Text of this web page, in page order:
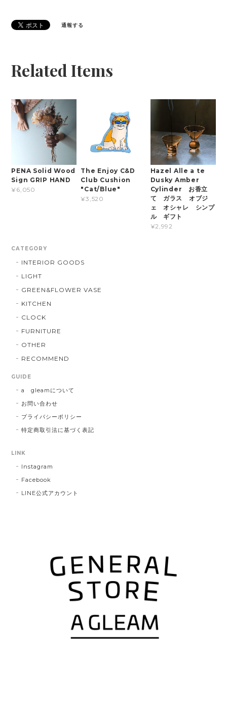
通報する
Related Items
PENA Solid Wood
Sign GRIP HAND
¥6,050
The Enjoy C&D
Club Cushion
"Cat/Blue"
¥3,520
Hazel Alle a te
Dusky Amber
Cylinder お香立
て ガラス オブジ
ェ オシャレ シンプ
ル ギフト
¥2,992
CATEGORY
INTERIOR GOODS
LIGHT
GREEN&FLOWER VASE
KITCHEN
CLOCK
FURNITURE
OTHER
RECOMMEND
GUIDE
a gleamについて
お問い合わせ
プライバシーポリシー
特定商取引法に基づく表記
LINK
Instagram
Facebook
LINE公式アカウント